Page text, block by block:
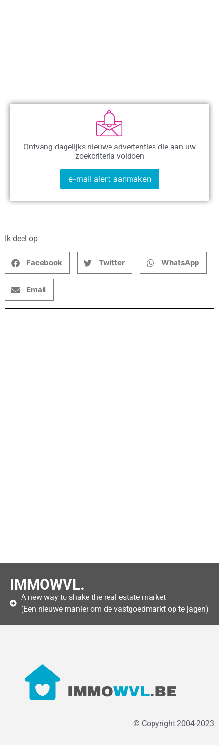
Ontvang dagelijks nieuwe advertenties die aan uw
zoekcriteria voldoen
e-mail alert aanmaken
Ik deel op
Facebook Twitter WhatsApp
Email
IMMOWVL.
A new way to shake the real estate market
(Een nieuwe manier om de vastgoedmarkt op te jagen)
© Copyright 2004-2023